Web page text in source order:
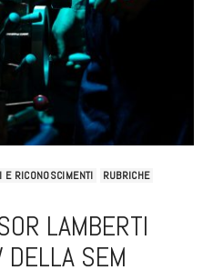
E RICONOSCIMENTI
RUBRICHE
LAMBERTI
DELLA SEM